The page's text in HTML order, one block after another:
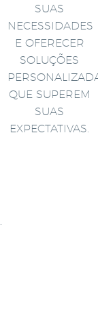
SUAS
NECESSIDADES
E OFERECER
SOLUÇÕES
QUE SUPEREM
SUAS
EXPECTATIVAS.